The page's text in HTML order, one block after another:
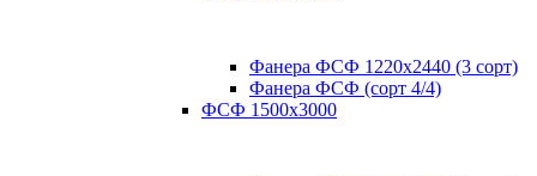
Фанера ФСФ 1220х2440 (3 сорт)
Фанера ФСФ (сорт 4/4)
ФСФ 1500х3000